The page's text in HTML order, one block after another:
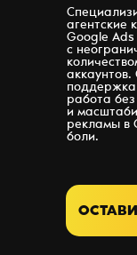
агентские
Google Ads
с
поддержка
работа
и
рекламы в
боли.